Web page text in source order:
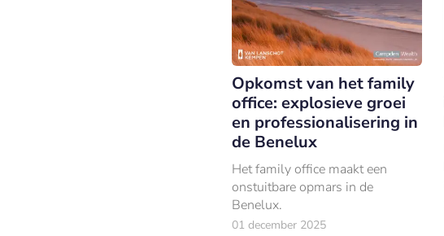
Opkomst van het family
office: explosieve groei
en professionalisering in
de Benelux
Het family office maakt een
onstuitbare opmars in de
Benelux.
01 december 2025